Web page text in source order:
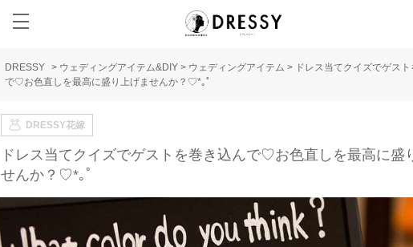
DRESSY > ウェディングアイテム&DIY > ウェディングアイテム > ドレス当てクイズでゲス
で♡お色直しを最高に盛り上げませんか？♡*｡ﾟ
DRESSY花嫁
ドレス当てクイズでゲストを巻き込んで♡お色直しを最高に盛
せんか？♡*｡ﾟ